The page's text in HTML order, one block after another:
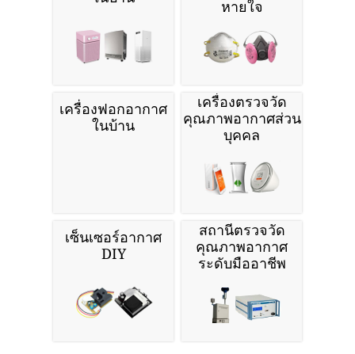
หายใจ
เครื่องฟอกอากาศ
ในบ้าน
เครื่องตรวจวัด
คุณภาพอากาศส่วน
บุคคล
เซ็นเซอร์อากาศ
DIY
สถานีตรวจวัด
คุณภาพอากาศ
ระดับมืออาชีพ